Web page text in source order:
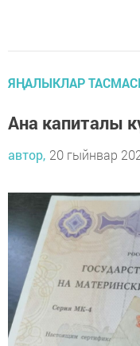
ЯҢАЛЫКЛАР
Ана капиталы
автор, 20 гыйнвар